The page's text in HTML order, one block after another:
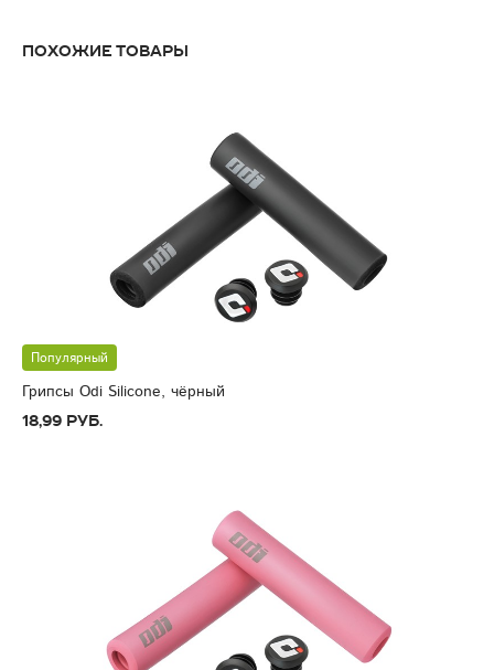
Похожие товары
Популярный
Грипсы Odi Silicone, чёрный
18,99 руб.